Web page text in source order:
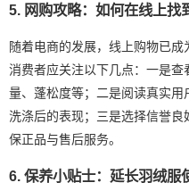
5. 网购攻略：如何在线上找
随着电商的发展，线上购物已成
消费者应关注以下几点：一是
量、蓬松度等；二是阅读真实
洗涤后的表现；三是选择信誉
保正品与售后服务。
6. 保养小贴士：延长羽绒服